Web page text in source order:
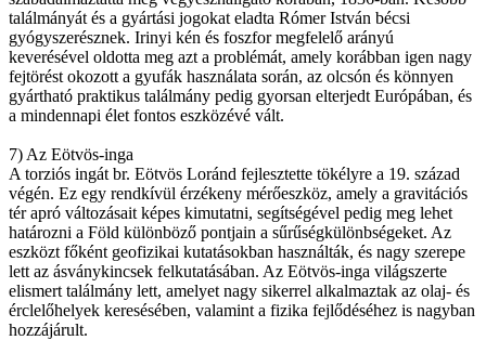
találmányát és a gyártási jogokat eladta Rómer István bécsi
gyógyszerésznek. Irinyi kén és foszfor megfelelő arányú
keverésével oldotta meg azt a problémát, amely korábban igen nagy
fejtörést okozott a gyufák használata során, az olcsón és könnyen
gyártható praktikus találmány pedig gyorsan elterjedt Európában, és
a mindennapi élet fontos eszközévé vált.
7) Az Eötvös-inga
A torziós ingát br. Eötvös Loránd fejlesztette tökélyre a 19. század
végén. Ez egy rendkívül érzékeny mérőeszköz, amely a gravitációs
tér apró változásait képes kimutatni, segítségével pedig meg lehet
határozni a Föld különböző pontjain a sűrűségkülönbségeket. Az
eszközt főként geofizikai kutatásokban használták, és nagy szerepe
lett az ásványkincsek felkutatásában. Az Eötvös-inga világszerte
elismert találmány lett, amelyet nagy sikerrel alkalmaztak az olaj- és
érclelőhelyek keresésében, valamint a fizika fejlődéséhez is nagyban
hozzájárult.